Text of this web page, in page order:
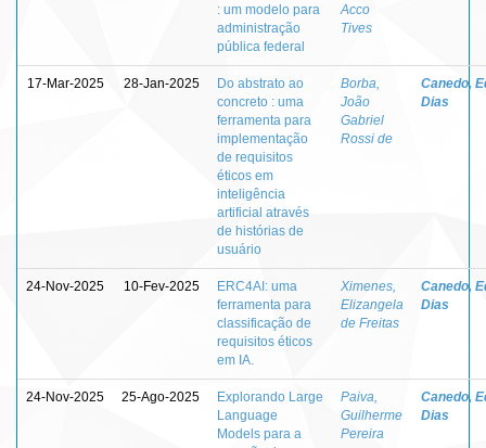
: um modelo para
administração
pública federal
Acco
Tives
17-Mar-2025 28-Jan-2025
Do abstrato ao
concreto : uma
ferramenta para
implementação
de requisitos
éticos em
inteligência
artificial através
de histórias de
usuário
Borba,
João
Gabriel
Rossi de
Canedo,
Dias
24-Nov-2025 10-Fev-2025
ERC4AI: uma
ferramenta para
classificação de
requisitos éticos
em IA.
Ximenes,
Elizangela
de Freitas
Canedo,
Dias
24-Nov-2025 25-Ago-2025
Explorando Large
Language
Models para a
Paiva,
Guilherme
Pereira
Canedo,
Dias